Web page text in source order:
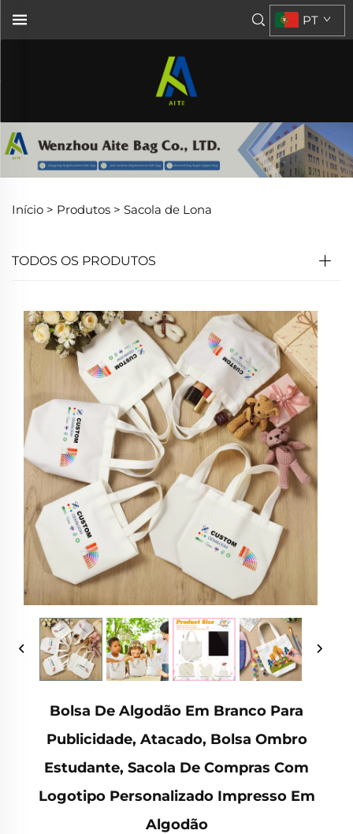
PT
Início > Produtos > Sacola de Lona
TODOS OS PRODUTOS
Bolsa De Algodão Em Branco Para
Publicidade, Atacado, Bolsa Ombro
Estudante, Sacola De Compras Com
Logotipo Personalizado Impresso Em
Algodão